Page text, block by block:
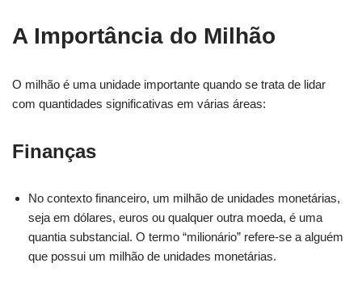
A Importância do Milhão
O milhão é uma unidade importante quando se trata de lidar
com quantidades significativas em várias áreas:
Finanças
No contexto financeiro, um milhão de unidades monetárias,
seja em dólares, euros ou qualquer outra moeda, é uma
quantia substancial. O termo “milionário” refere-se a alguém
que possui um milhão de unidades monetárias.